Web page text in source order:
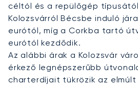
céltól és a repülőgép
Kolozsvárról Bécsbe induló
eurótól, míg a Corkba tartó
eurótól kezdődik.
Az alábbi árak a Kolozsvár
érkező legnépszerűbb
charterdíjait tükrözik az elmúlt